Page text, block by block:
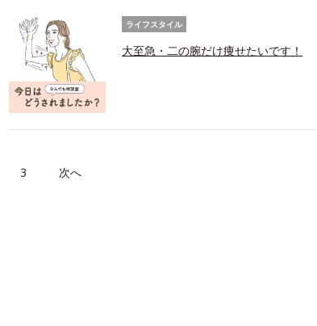
ライフスタイル
大至急・二の腕だけ痩せたいです！
3 次へ